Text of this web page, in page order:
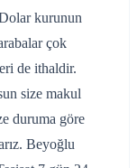
kurunun
çok
de ithaldir.
size makul
duruma göre
Beyoğlu